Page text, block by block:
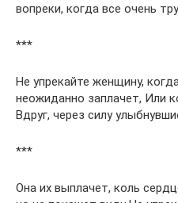
вопреки, когда все очень
***
Не упрекайте женщину,
неожиданно заплачет, Или
Вдруг, через силу
***
Она их выплачет, коль